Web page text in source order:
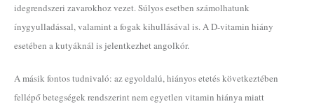
idegrendszeri zavarokhoz vezet. Súlyos esetben számolhatunk
ínygyulladással, valamint a fogak kihullásával is. A D-vitamin hiány
esetében a kutyáknál is jelentkezhet angolkór.
A másik fontos tudnivaló: az egyoldalú, hiányos etetés következtében
fellépő betegségek rendszerint nem egyetlen vitamin hiánya miatt